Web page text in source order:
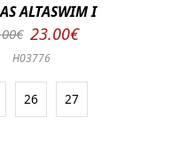
ALTASWIM I
23.00€
H03776
26 27